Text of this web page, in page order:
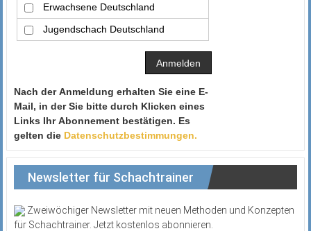
Erwachsene Deutschland
Jugendschach Deutschland
Nach der Anmeldung erhalten Sie eine E-
Mail, in der Sie bitte durch Klicken eines
Links Ihr Abonnement bestätigen. Es
gelten die Datenschutzbestimmungen.
Newsletter für Schachtrainer
Zweiwöchiger Newsletter mit neuen Methoden und Konzepten
für Schachtrainer. Jetzt kostenlos abonnieren.